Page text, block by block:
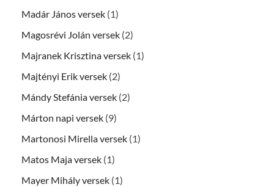
Madár János versek (1)
Magosrévi Jolán versek (2)
Majranek Krisztina versek (1)
Majtényi Erik versek (2)
Mándy Stefánia versek (2)
Márton napi versek (9)
Martonosi Mirella versek (1)
Matos Maja versek (1)
Mayer Mihály versek (1)